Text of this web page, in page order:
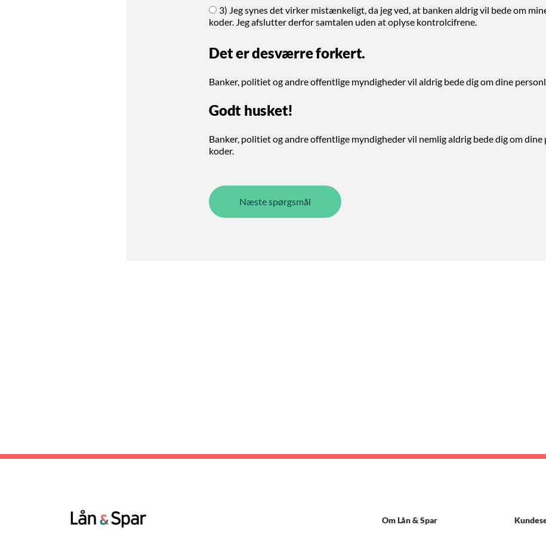
3) Jeg synes det virker mistænkeligt, da jeg ved, at banken aldrig vil bede om
koder. Jeg afslutter derfor samtalen uden at oplyse kontrolcifrene.
Det er desværre forkert.
Banker, politiet og andre offentlige myndigheder vil aldrig bede dig om dine
Godt husket!
Banker, politiet og andre offentlige myndigheder vil nemlig aldrig bede dig om dine
koder.
Om Lån & Spar